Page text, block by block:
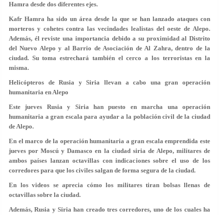
Hamra desde dos diferentes ejes.
Kafr Hamra ha sido un área desde la que se han lanzado ataques con
morteros y cohetes contra las vecindades lealistas del oeste de Alepo.
Además, él reviste una importancia debido a su proximidad al Distrito
del Nuevo Alepo y al Barrio de Asociación de Al Zahra, dentro de la
ciudad. Su toma estrechará también el cerco a los terroristas en la
misma.
Helicópteros de Rusia y Siria llevan a cabo una gran operación
humanitaria en Alepo
Este jueves Rusia y Siria han puesto en marcha una operación
humanitaria a gran escala para ayudar a la población civil de la ciudad
de Alepo.
En el marco de la operación humanitaria a gran escala emprendida este
jueves por Moscú y Damasco en la ciudad siria de Alepo, militares de
ambos países lanzan octavillas con indicaciones sobre el uso de los
corredores para que los civiles salgan de forma segura de la ciudad.
En los videos se aprecia cómo los militares tiran bolsas llenas de
octavillas sobre la ciudad.
Además, Rusia y Siria han creado tres corredores, uno de los cuales ha